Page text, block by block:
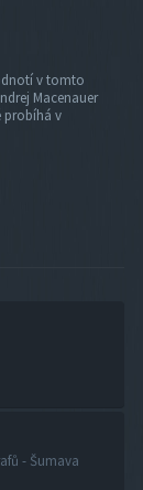
v tomto
Macenauer
probíhá v
- Šumava